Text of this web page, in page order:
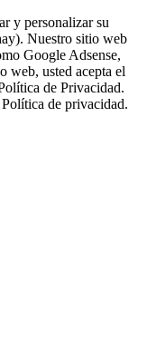
y personalizar su
Nuestro sitio web
Google Adsense,
web, usted acepta el
de Privacidad.
de privacidad.